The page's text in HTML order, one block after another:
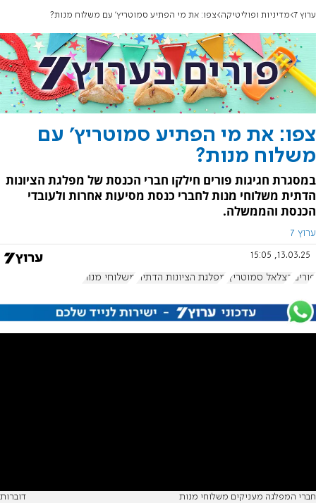
ערוץ 7 מדיניות ופוליטיקה צפו: את מי הפתיע סמוטריץ' עם משלוח מנות?
צפו: את מי הפתיע סמוטריץ' עם
משלוח מנות?
במסגרת חגיגות פורים חילקו חברי הכנסת של מפלגת הציונות
הדתית משלוחי מנות לחברי כנסת מסיעות אחרות ולעובדי
הכנסת והממשלה.
ערוץ 7
13.03.25, 15:05
פורים בצלאל סמוטריץ' מפלגת הציונות הדתית משלוחי מנות
חברי המפלגה מעניקים משלוחי מנות דוברות